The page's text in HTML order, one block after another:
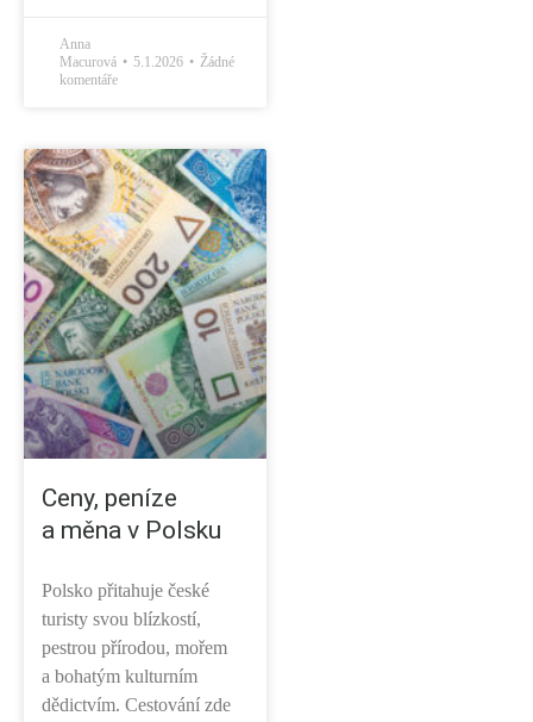
Anna
Macurová
5.1.2026
Žádné
komentáře
Ceny, peníze
a měna v Polsku
Polsko přitahuje české
turisty svou blízkostí,
pestrou přírodou, mořem
a bohatým kulturním
dědictvím. Cestování zde